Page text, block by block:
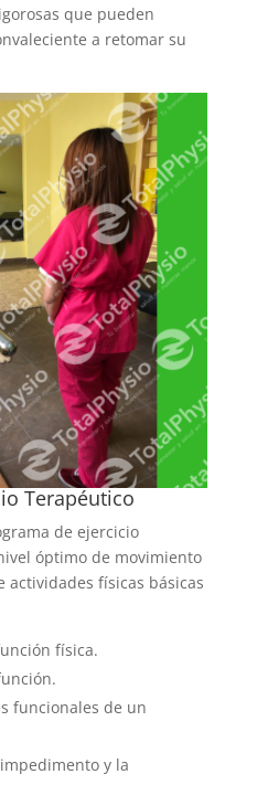
que pueden
a retomar su
Terapéutico
de ejercicio
óptimo de movimiento
físicas básicas
física.
funcionales de un
y la